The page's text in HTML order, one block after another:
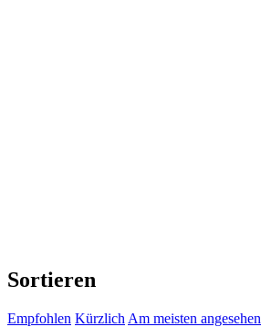
Sortieren
Empfohlen Kürzlich Am meisten angesehen